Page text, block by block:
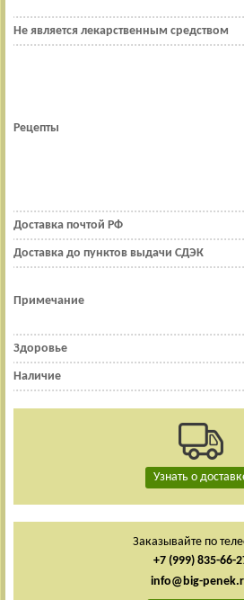
Не является лекарственным средством
Рецепты
Доставка почтой РФ
Доставка до пунктов выдачи СДЭК
Примечание
Здоровье
Наличие
Узнать о
Заказывайте по
+7 (999) 835-66-
info@big-